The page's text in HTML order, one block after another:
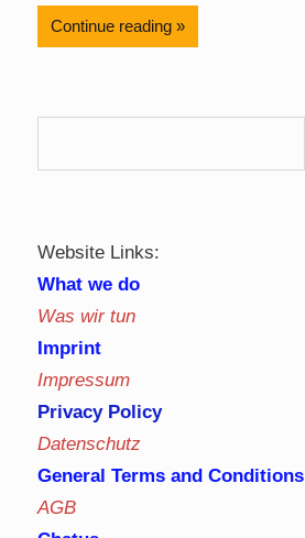
Continue reading
Website Links:
What we do
Was wir tun
Imprint
Impressum
Privacy Policy
Datenschutz
General Terms and Conditions
AGB